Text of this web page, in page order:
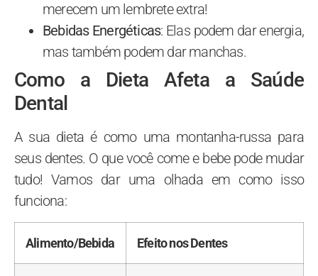
merecem um lembrete extra!
Bebidas Energéticas: Elas podem dar energia,
mas também podem dar manchas.
Como a Dieta Afeta a Saúde
Dental
A sua dieta é como uma montanha-russa para
seus dentes. O que você come e bebe pode mudar
tudo! Vamos dar uma olhada em como isso
funciona:
Alimento/Bebida Efeito nos Dentes